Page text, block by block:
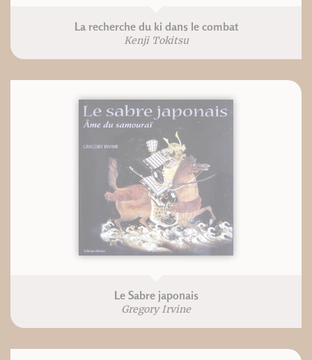
La recherche du ki dans le combat
Kenji Tokitsu
Le Sabre japonais
Gregory Irvine